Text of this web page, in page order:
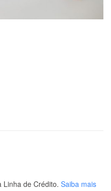
Linha de Crédito. Saiba mais